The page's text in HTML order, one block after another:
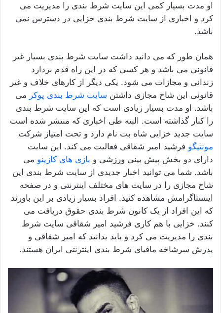
او مدت بسیار کمی این سایت شرط بندی را مدیریت می
کرد و اخباری از سایت شرط بندی خزایی در دسترس نمی
باشد.
همان طور که می دانید داشت سایت شرط بندی بسیار غیر
قانونی می باشد و هر کسی که در این راه قدم بردارد
زندانی و مجازات می شود. یکی دیگر از کارهای خلاف و غیر
قانونی این شاخ مجازی داشتن سایت شرط بندی پوکر می
باشد. او مدت بسیار زیادی است که این سایت شرط بندی
را کنار گذاشته است. البته طی اخباری که منتشر شده است
سایت جدید خزایی شاه بت نام دارد و تحت امتیاز شرکت
مونتیگو فرشید امیر شقاقی فعالیت می کند. این سایت
دارای دو بخش پیش بینی ورزشی و بازی های‌ کازینو می‌
باشد. شما می توانید اخبار جدیدی از سایت شرط بندی این
شاخ مجازی را در سایت های مختلف اینترنتی و در صفحه
اینستاگرامش مشاهده کنید. افراد بسیار زیادی بر این باورند
که این افراد از یک کانون شرط بندی حقوق دریافت می
کنند. خزایی با هم کاری فرشید امیر شقاقی سایت شرط
بندی را مدیریت می کرد و باید بدانید که امیر شقاقی و
پدرش‌ سرشاخه مافیای شرط‌ بندی اینترنتی ایران هستند.